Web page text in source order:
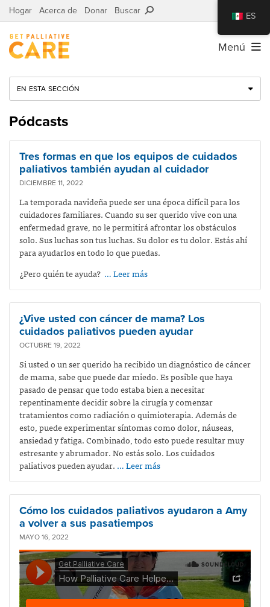
Hogar Acerca de Donar Buscar
Menú
EN ESTA SECCIÓN
Pódcasts
Tres formas en que los equipos de cuidados
paliativos también ayudan al cuidador
DICIEMBRE 11, 2022
La temporada navideña puede ser una época difícil para los
cuidadores familiares.Cuando su ser querido vive con una
enfermedad grave, no le permitirá afrontar los obstáculos
solo. Sus luchas son tus luchas. Su dolor es tu dolor. Estás ahí
para ayudarlos en todo lo que puedas.
¿Pero quién te ayuda? … Leer más
¿Vive usted con cáncer de mama? Los
cuidados paliativos pueden ayudar
OCTUBRE 19, 2022
Si usted o un ser querido ha recibido un diagnóstico de cáncer
de mama, sabe que puede dar miedo. Es posible que haya
pasado de pensar que todo estaba bien a necesitar
repentinamente decidir sobre la cirugía y comenzar
tratamientos como radiación o quimioterapia. Además de
esto, puede experimentar síntomas como dolor, náuseas,
ansiedad y fatiga. Combinado, todo esto puede resultar muy
estresante y abrumador. No estás solo. Los cuidados
paliativos pueden ayudar. … Leer más
Cómo los cuidados paliativos ayudaron a Amy
a volver a sus pasatiempos
MAYO 16, 2022
ES